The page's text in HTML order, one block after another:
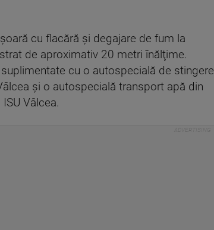
cu flacără şi degajare de fum la
de aproximativ 20 metri înălţime.
cu o autospecială de stingere
şi o autospecială transport apă din
Vâlcea.